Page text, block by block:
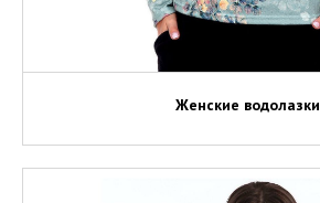
Женские водолазки